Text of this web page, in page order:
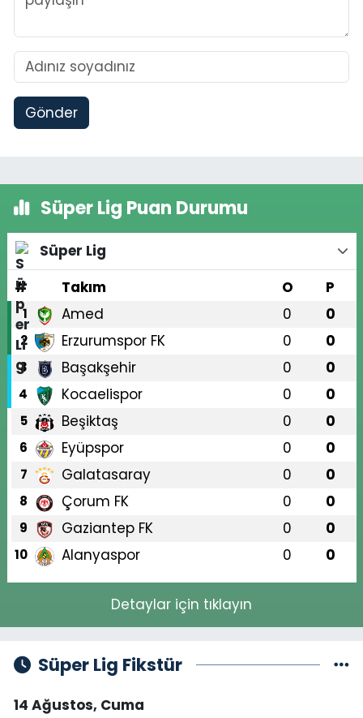
Gönder
Süper Lig Puan Durumu
Süper Lig
#
Takım O P
1 Amed 0 0
2 Erzurumspor FK 0 0
3 Başakşehir 0 0
4 Kocaelispor 0 0
5 Beşiktaş 0 0
6 Eyüpspor 0 0
7 Galatasaray 0 0
8 Çorum FK 0 0
9 Gaziantep FK 0 0
10 Alanyaspor 0 0
Detaylar için tıklayın
Süper Lig Fikstür
14 Ağustos, Cuma